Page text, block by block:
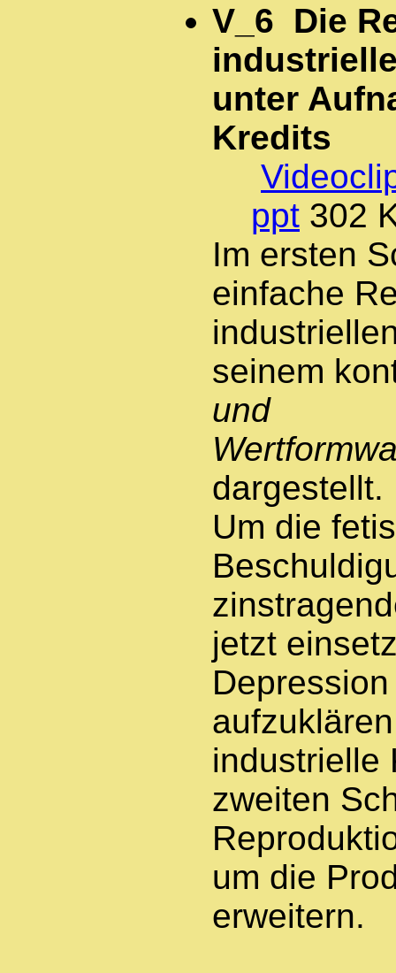
V_6 Die
unter
Kredits
ppt 302
Im ersten
einfache
seinem
und
dargestellt.
Um die
jetzt
industrielle
zweiten
um die
erweitern.